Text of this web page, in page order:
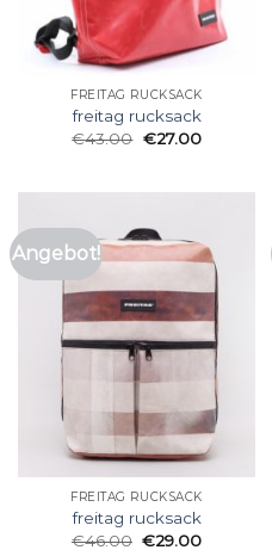
FREITAG RUCKSACK
freitag rucksack
€43.00 €27.00
Angebot!
FREITAG RUCKSACK
freitag rucksack
€46.00 €29.00